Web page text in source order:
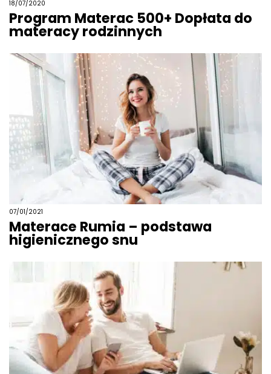
18/07/2020
Program Materac 500+ Dopłata do
materacy rodzinnych
07/01/2021
Materace Rumia – podstawa
higienicznego snu